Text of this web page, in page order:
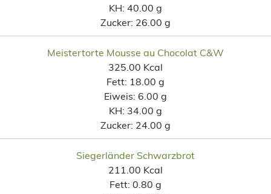
KH: 40.00 g
Zucker: 26.00 g
Meistertorte Mousse au Chocolat C&W
325.00 Kcal
Fett: 18.00 g
Eiweis: 6.00 g
KH: 34.00 g
Zucker: 24.00 g
Siegerländer Schwarzbrot
211.00 Kcal
Fett: 0.80 g